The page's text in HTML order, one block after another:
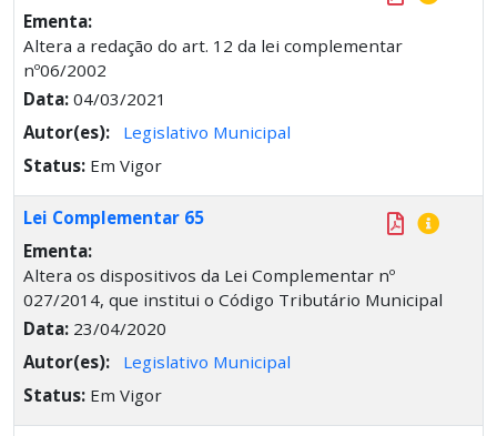
Ementa:
Altera a redação do art. 12 da lei complementar
nº06/2002
Data: 04/03/2021
Autor(es):
Legislativo Municipal
Status: Em Vigor
Lei Complementar 65
Ementa:
Altera os dispositivos da Lei Complementar nº
027/2014, que institui o Código Tributário Municipal
Data: 23/04/2020
Autor(es):
Legislativo Municipal
Status: Em Vigor